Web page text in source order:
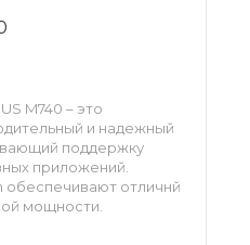
M740 – это
и надежный
поддержку
приложений.
отличнй
мощности.